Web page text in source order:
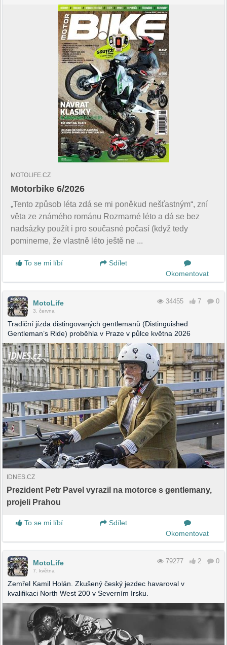
MOTOLIFE.CZ
Motorbike 6/2026
„Tento způsob léta zdá se mi poněkud nešťastným“, zní
věta ze známého románu Rozmarné léto a dá se bez
nadsázky použít i pro současné počasí (když tedy
pomineme, že vlastně léto ještě ne ...
To se mi líbí
Sdílet
Okomentovat
MotoLife
3. června
34455 7 0
Tradiční jízda distingovaných gentlemanů (Distinguished
Gentleman’s Ride) proběhla v Praze v půlce května 2026
IDNES.CZ
Prezident Petr Pavel vyrazil na motorce s gentlemany,
projeli Prahou
To se mi líbí
Sdílet
Okomentovat
MotoLife
7. května
79277 2 0
Zemřel Kamil Holán. Zkušený český jezdec havaroval v
kvalifikaci North West 200 v Severním Irsku.